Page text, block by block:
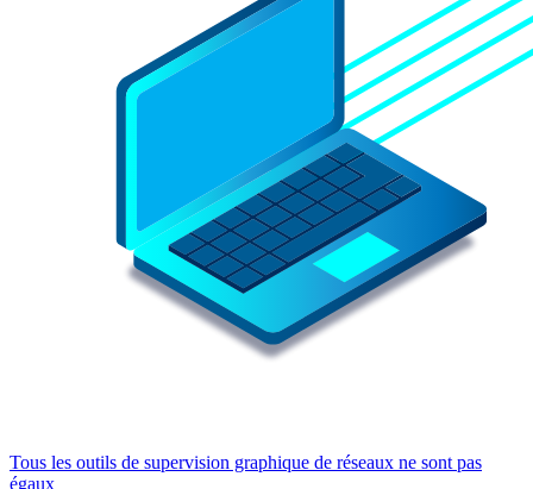
Tous les outils de supervision graphique de réseaux ne sont pas
égaux